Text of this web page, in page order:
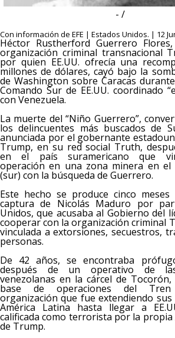
- /
Con información de EFE | Estados Unidos. | 12
Héctor Rustherford Guerrero
organización criminal transnacional
por quien EE.UU. ofrecía una
millones de dólares, cayó bajo la
de Washington sobre Caracas
Comando Sur de EE.UU. coordinado
con Venezuela.
La muerte del “Niño Guerrero”,
los delincuentes más buscados de
anunciada por el gobernante
Trump, en su red social Truth,
en el país suramericano que
operación en una zona minera en el
(sur) con la búsqueda de Guerrero.
Este hecho se produce cinco
captura de Nicolás Maduro por
Unidos, que acusaba al Gobierno del
cooperar con la organización criminal
vinculada a extorsiones, secuestros,
personas.
De 42 años, se encontraba
después de un operativo de
venezolanas en la cárcel de Tocorón,
base de operaciones del
organización que fue extendiendo
América Latina hasta llegar a
calificada como terrorista por la
de Trump.